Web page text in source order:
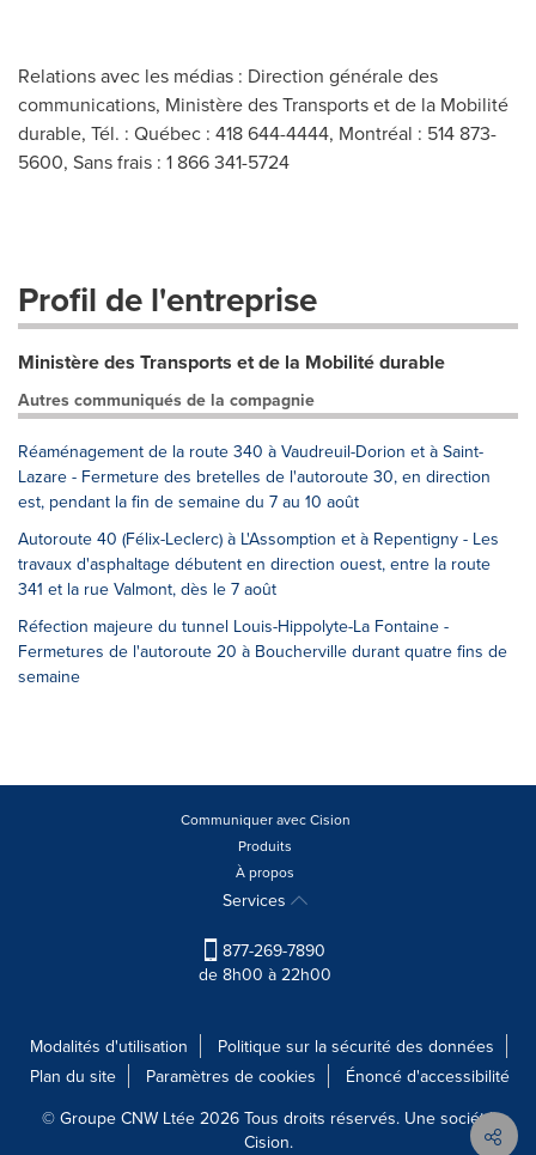
Relations avec les médias : Direction générale des
communications, Ministère des Transports et de la Mobilité
durable, Tél. : Québec : 418 644-4444, Montréal : 514 873-
5600, Sans frais : 1 866 341-5724
Profil de l'entreprise
Ministère des Transports et de la Mobilité durable
Autres communiqués de la compagnie
Réaménagement de la route 340 à Vaudreuil-Dorion et à Saint-
Lazare - Fermeture des bretelles de l'autoroute 30, en direction
est, pendant la fin de semaine du 7 au 10 août
Autoroute 40 (Félix-Leclerc) à L'Assomption et à Repentigny - Les
travaux d'asphaltage débutent en direction ouest, entre la route
341 et la rue Valmont, dès le 7 août
Réfection majeure du tunnel Louis-Hippolyte-La Fontaine -
Fermetures de l'autoroute 20 à Boucherville durant quatre fins de
semaine
Communiquer avec Cision
Produits
À propos
Services
877-269-7890
de 8h00 à 22h00
Modalités d'utilisation
Politique sur la sécurité des données
Plan du site
Paramètres de cookies
Énoncé d'accessibilité
© Groupe CNW Ltée 2026 Tous droits réservés. Une société
Cision.